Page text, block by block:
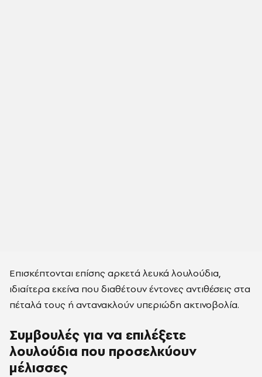
Επισκέπτονται επίσης αρκετά λευκά λουλούδια,
ιδιαίτερα εκείνα που διαθέτουν έντονες αντιθέσεις στα
πέταλά τους ή αντανακλούν υπεριώδη ακτινοβολία.
Συμβουλές για να επιλέξετε
λουλούδια που προσελκύουν
μέλισσες